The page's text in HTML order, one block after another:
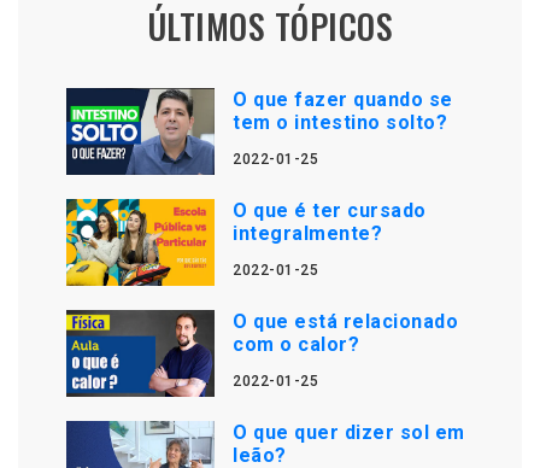
ÚLTIMOS TÓPICOS
O que fazer quando se
tem o intestino solto?
2022-01-25
O que é ter cursado
integralmente?
2022-01-25
O que está relacionado
com o calor?
2022-01-25
O que quer dizer sol em
leão?